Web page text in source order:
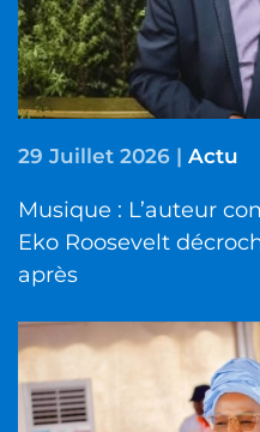
29 Juillet 2026 | Actu
Musique : L’auteur
Eko Roosevelt
après